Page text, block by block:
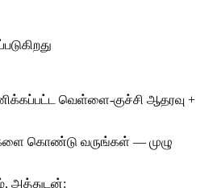
வெள்ளை-குச்சி ஆதரவு +
கொண்டு வருங்கள் — முழு
அத்துடன்: